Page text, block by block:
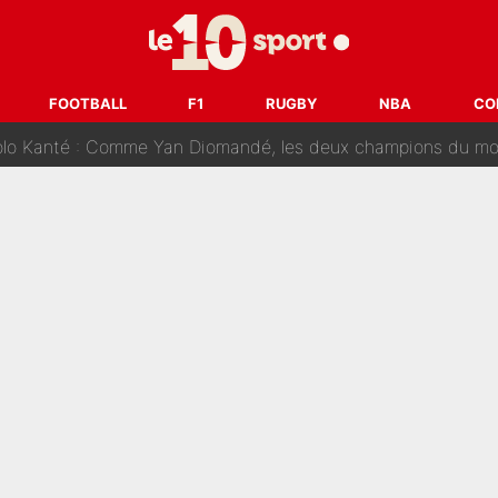
FOOTBALL F1 RUGBY NBA
CMA CGM recrute plusieurs coureurs pour offrir à Paul Seixas une
partance pour le PSG, le héros de la finale de la Coupe du monde
Kanté : Comme Yan Diomandé, les deux champions du